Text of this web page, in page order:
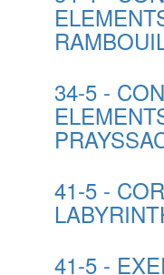
34-5 -
41-5 -
41-5 -